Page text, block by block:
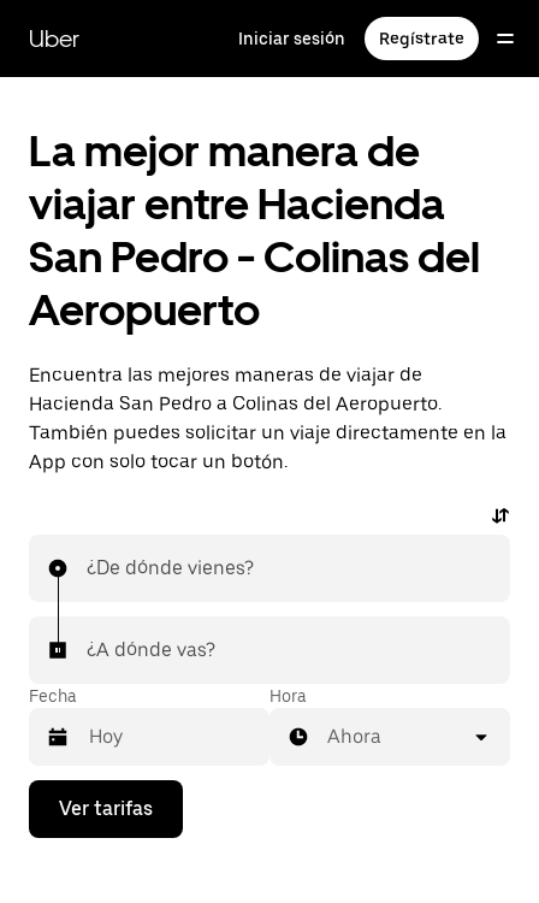
contenido
principal
Uber Iniciar sesión Regístrate
La mejor manera de
viajar entre Hacienda
San Pedro - Colinas del
Aeropuerto
Encuentra las mejores maneras de viajar de
Hacienda San Pedro a Colinas del Aeropuerto.
También puedes solicitar un viaje directamente en la
App con solo tocar un botón.
¿De dónde vienes?
¿A dónde vas?
Fecha
Presiona
flecha
Hora
Ahora
Ver tarifas